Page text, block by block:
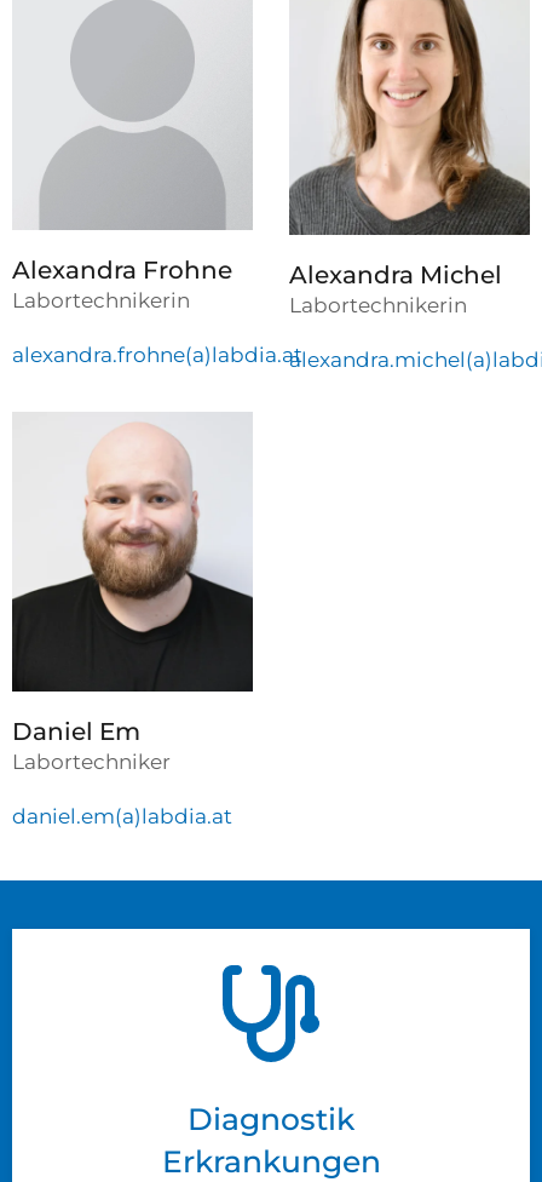
Alexandra Frohne
Labortechnikerin
alexandra.frohne(a)labdia.at
Alexandra Michel
Labortechnikerin
Daniel Em
Labortechniker
daniel.em(a)labdia.at
Diagnostik
Erkrankungen